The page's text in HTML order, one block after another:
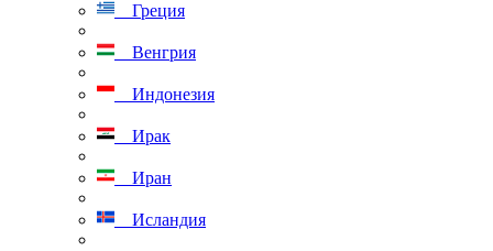
Греция
Венгрия
Индонезия
Ирак
Иран
Исландия